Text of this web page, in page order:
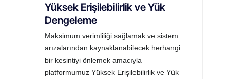
Yüksek Erişilebilirlik ve Yük
Dengeleme
Maksimum verimliliği sağlamak ve sistem
arızalarından kaynaklanabilecek herhangi
bir kesintiyi önlemek amacıyla
platformumuz Yüksek Erişilebilirlik ve Yük